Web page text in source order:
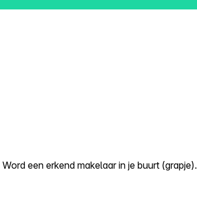
Word een erkend makelaar in je buurt (grapje).